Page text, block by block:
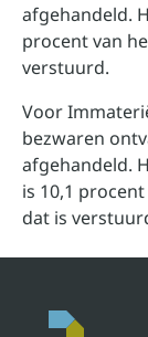
afgehandeld.
procent van
verstuurd.
Voor
bezwaren
afgehandeld.
is 10,1
dat is